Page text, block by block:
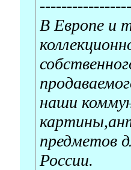
В Европе и
наши
предметов
России.